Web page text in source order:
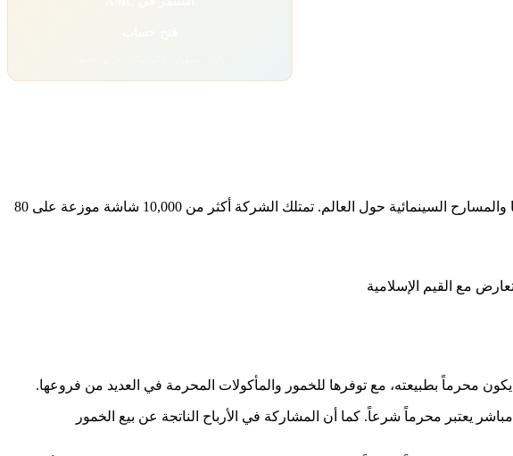
تعمل شركة AMC في قطاع خدمات الاتصالات والترفيه، وتحديداً في إدارة وتشغيل دور السينما والمسارح السينمائية حول العالم. تمتلك الشركة أكثر من 10,000 شاشة موزعة على 80
مع القيم الإسلامية
بطبيعته، مع توفرها للخمور والمأكولات المحرمة في العديد من فروعها.
يعتبر محرماً شرعاً. كما أن المشاركة في الأرباح الناتجة عن بيع الخمور